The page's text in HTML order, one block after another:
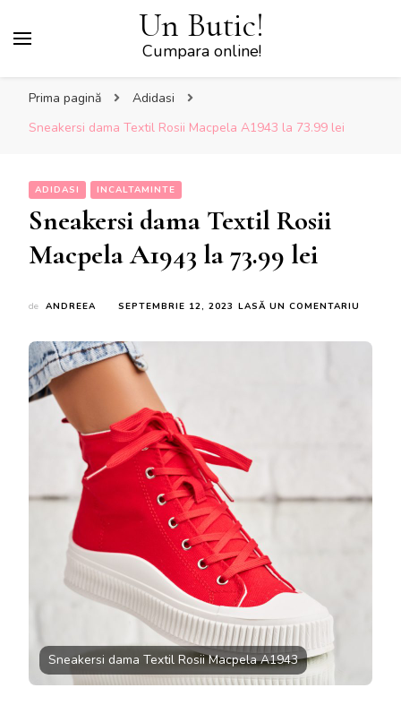
Un Butic!
Cumpara online!
Prima pagină
Adidasi
Sneakersi dama Textil Rosii Macpela A1943 la 73.99 lei
ADIDASI INCALTAMINTE
Sneakersi dama Textil Rosii
Macpela A1943 la 73.99 lei
de ANDREEA SEPTEMBRIE 12, 2023 LASĂ UN COMENTARIU
Sneakersi dama Textil Rosii Macpela A1943